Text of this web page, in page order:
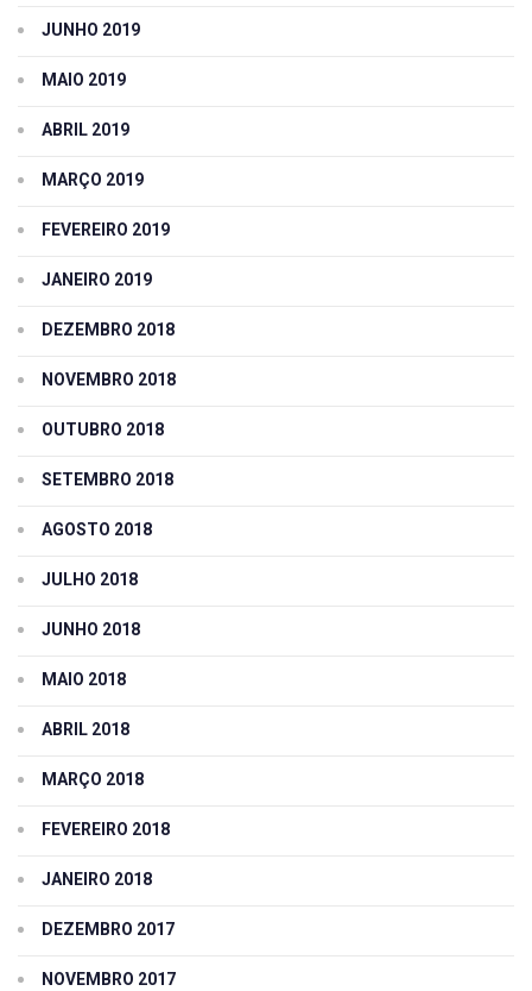
JUNHO 2019
MAIO 2019
ABRIL 2019
MARÇO 2019
FEVEREIRO 2019
JANEIRO 2019
DEZEMBRO 2018
NOVEMBRO 2018
OUTUBRO 2018
SETEMBRO 2018
AGOSTO 2018
JULHO 2018
JUNHO 2018
MAIO 2018
ABRIL 2018
MARÇO 2018
FEVEREIRO 2018
JANEIRO 2018
DEZEMBRO 2017
NOVEMBRO 2017